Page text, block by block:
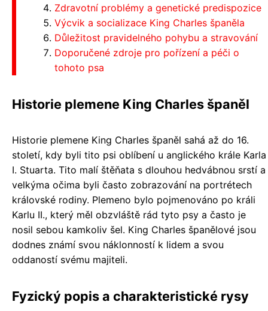
Zdravotní problémy a genetické predispozice
Výcvik a socializace King Charles španěla
Důležitost pravidelného pohybu a stravování
Doporučené zdroje pro pořízení a péči o
tohoto psa
Historie plemene King Charles španěl
Historie plemene King Charles španěl sahá až do 16.
století, kdy byli tito psi oblíbení u anglického krále Karla
I. Stuarta. Tito malí štěňata s dlouhou hedvábnou srstí a
velkýma očima byli často zobrazování na portrétech
královské rodiny. Plemeno bylo pojmenováno po králi
Karlu II., který měl obzvláště rád tyto psy a často je
nosil sebou kamkoliv šel. King Charles španělové jsou
dodnes známí svou náklonností k lidem a svou
oddaností svému majiteli.
Fyzický popis a charakteristické rysy